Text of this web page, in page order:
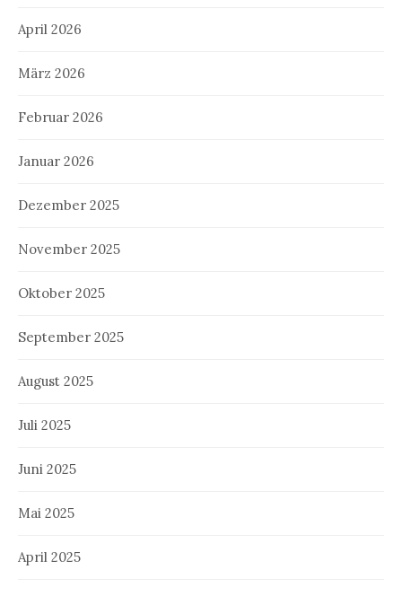
April 2026
März 2026
Februar 2026
Januar 2026
Dezember 2025
November 2025
Oktober 2025
September 2025
August 2025
Juli 2025
Juni 2025
Mai 2025
April 2025